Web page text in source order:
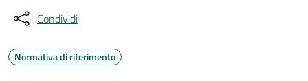
Condividi
Normativa di riferimento